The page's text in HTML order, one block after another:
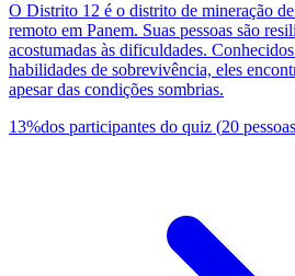
O Distrito 12 é o distrito de mineração
remoto em Panem. Suas pessoas são
acostumadas às dificuldades.
habilidades de sobrevivência, eles
apesar das condições sombrias.
13%dos participantes do quiz (20 pessoas